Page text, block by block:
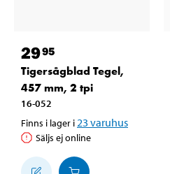
2995
Tigersågblad Tegel,
457 mm, 2 tpi
16-052
Finns i lager i 23 varuhus
Säljs ej online